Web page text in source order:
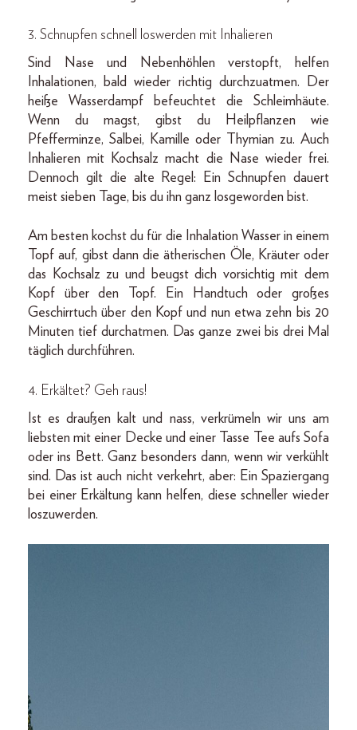
3. Schnupfen schnell loswerden mit Inhalieren
Sind Nase und Nebenhöhlen verstopft, helfen
Inhalationen, bald wieder richtig durchzuatmen. Der
heiße Wasserdampf befeuchtet die Schleimhäute.
Wenn du magst, gibst du Heilpflanzen wie
Pfefferminze, Salbei, Kamille oder Thymian zu. Auch
Inhalieren mit Kochsalz macht die Nase wieder frei.
Dennoch gilt die alte Regel: Ein Schnupfen dauert
meist sieben Tage, bis du ihn ganz losgeworden bist.
Am besten kochst du für die Inhalation Wasser in einem
Topf auf, gibst dann die ätherischen Öle, Kräuter oder
das Kochsalz zu und beugst dich vorsichtig mit dem
Kopf über den Topf. Ein Handtuch oder großes
Geschirrtuch über den Kopf und nun etwa zehn bis 20
Minuten tief durchatmen. Das ganze zwei bis drei Mal
täglich durchführen.
4. Erkältet? Geh raus!
Ist es draußen kalt und nass, verkrümeln wir uns am
liebsten mit einer Decke und einer Tasse Tee aufs Sofa
oder ins Bett. Ganz besonders dann, wenn wir verkühlt
sind. Das ist auch nicht verkehrt, aber: Ein Spaziergang
bei einer Erkältung kann helfen, diese schneller wieder
loszuwerden.